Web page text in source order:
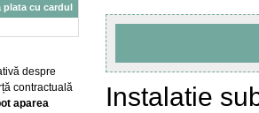
plata cu cardul
despre
contractuală
aparea
Instalatie